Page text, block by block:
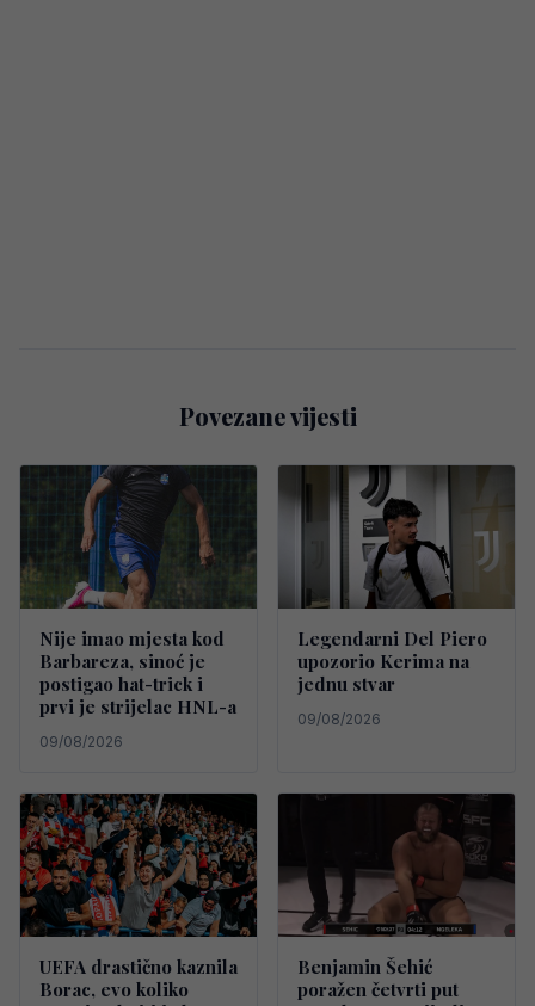
Povezane vijesti
Nije imao mjesta kod
Barbareza, sinoć je
postigao hat-trick i
prvi je strijelac HNL-a
09/08/2026
Legendarni Del Piero
upozorio Kerima na
jednu stvar
09/08/2026
UEFA drastično kaznila
Borac, evo koliko
Benjamin Šehić
poražen četvrti put